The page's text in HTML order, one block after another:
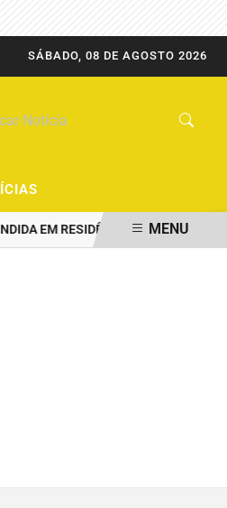
SÁBADO, 08 DE AGOSTO 2026
RESIDÊNCIA PRF CAPTURA
MENU